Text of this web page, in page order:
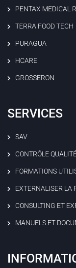
PENTAX MEDICAL
TERRA FOOD TECH
PURAGUA
HCARE
GROSSERON
SERVICES
SAV
CONTRÔLE
FORMATIONS
EXTERNALISER LA
CONSULTING ET
MANUELS ET